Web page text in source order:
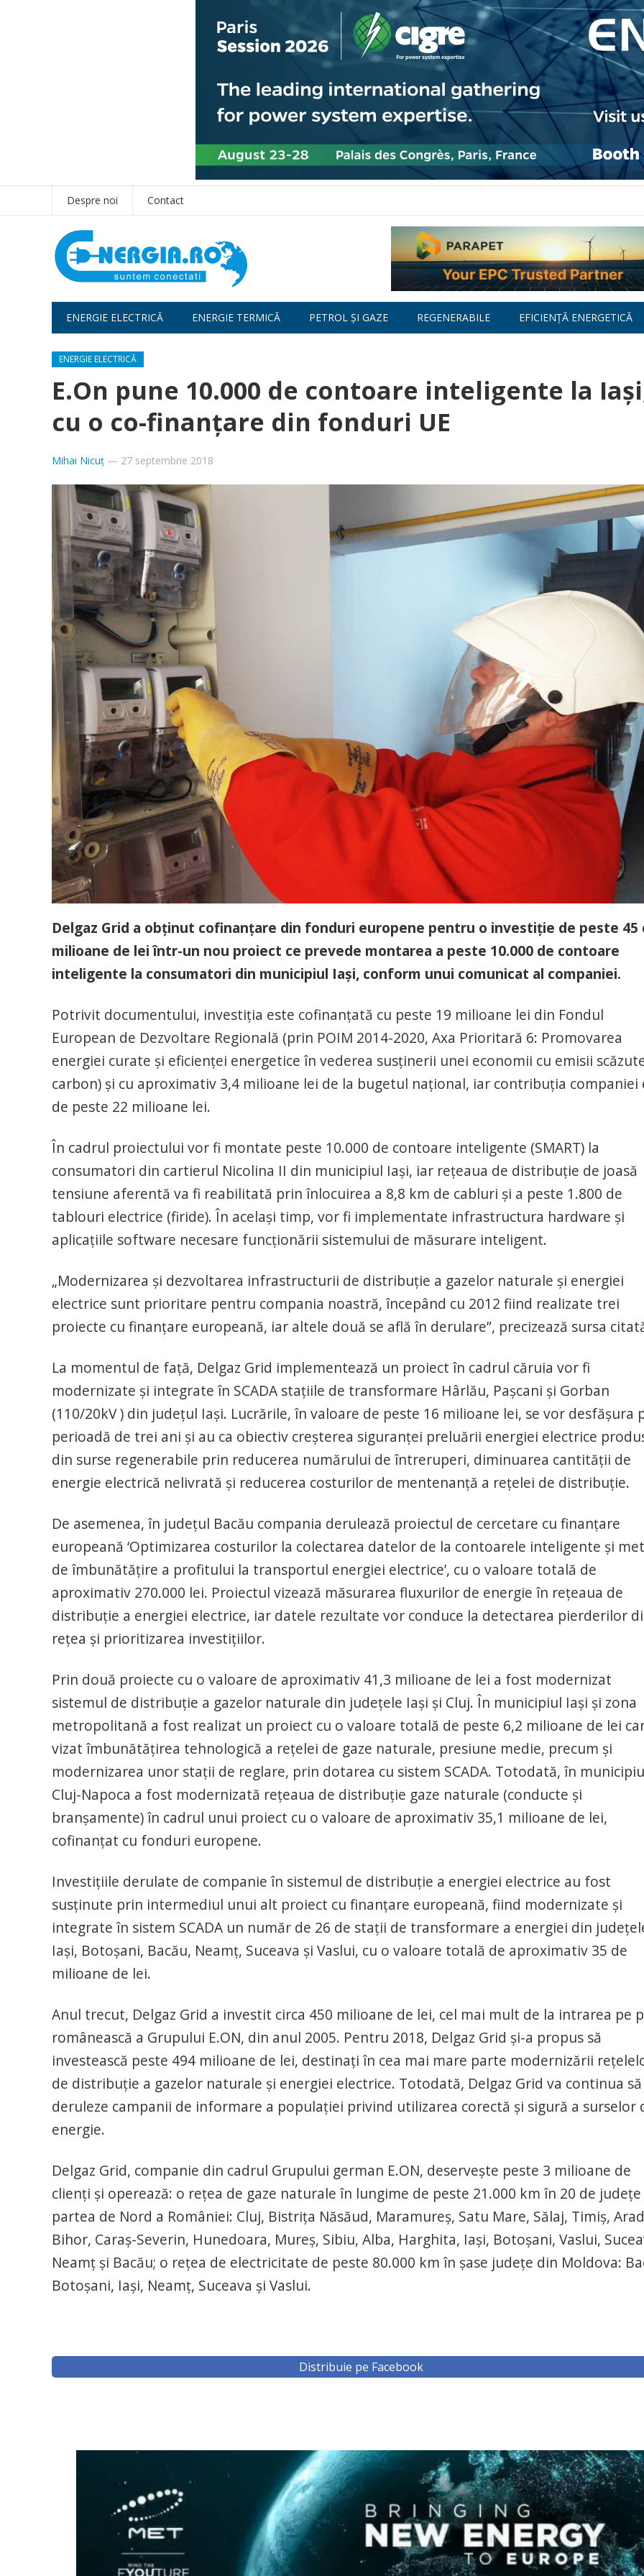
Despre noi Contact
ENERGIE ELECTRICĂ ENERGIE TERMICĂ PETROL ȘI GAZE REGENERABILE EFICIENȚĂ ENERGETICĂ
ENERGIE ELECTRICĂ
E.On pune 10.000 de contoare inteligente la
cu o co-finanţare din fonduri UE
Mihai Nicuț — 27 septembrie 2018
Delgaz Grid a obţinut cofinanţare din fonduri europene pentru o investiţie de peste 45
milioane de lei într-un nou proiect ce prevede montarea a peste 10.000 de contoare
inteligente la consumatori din municipiul Iaşi, conform unui comunicat al companiei.
Potrivit documentului, investiţia este cofinanţată cu peste 19 milioane lei din Fondul
European de Dezvoltare Regională (prin POIM 2014-2020, Axa Prioritară 6: Promovarea
energiei curate şi eficienţei energetice în vederea susţinerii unei economii cu emisii
carbon) şi cu aproximativ 3,4 milioane lei de la bugetul naţional, iar contribuţia companiei
de peste 22 milioane lei.
În cadrul proiectului vor fi montate peste 10.000 de contoare inteligente (SMART) la
consumatori din cartierul Nicolina II din municipiul Iaşi, iar reţeaua de distribuţie de joasă
tensiune aferentă va fi reabilitată prin înlocuirea a 8,8 km de cabluri şi a peste 1.800 de
tablouri electrice (firide). În acelaşi timp, vor fi implementate infrastructura hardware şi
aplicaţiile software necesare funcţionării sistemului de măsurare inteligent.
„Modernizarea şi dezvoltarea infrastructurii de distribuţie a gazelor naturale şi energiei
electrice sunt prioritare pentru compania noastră, începând cu 2012 fiind realizate trei
proiecte cu finanţare europeană, iar altele două se află în derulare”, precizează sursa
La momentul de faţă, Delgaz Grid implementează un proiect în cadrul căruia vor fi
modernizate şi integrate în SCADA staţiile de transformare Hârlău, Paşcani şi Gorban
(110/20kV ) din judeţul Iaşi. Lucrările, în valoare de peste 16 milioane lei, se vor desfăşura
perioadă de trei ani şi au ca obiectiv creşterea siguranţei preluării energiei electrice
din surse regenerabile prin reducerea numărului de întreruperi, diminuarea cantităţii de
energie electrică nelivrată şi reducerea costurilor de mentenanţă a reţelei de distribuţie.
De asemenea, în judeţul Bacău compania derulează proiectul de cercetare cu finanţare
europeană ‘Optimizarea costurilor la colectarea datelor de la contoarele inteligente şi
de îmbunătăţire a profitului la transportul energiei electrice’, cu o valoare totală de
aproximativ 270.000 lei. Proiectul vizează măsurarea fluxurilor de energie în reţeaua de
distribuţie a energiei electrice, iar datele rezultate vor conduce la detectarea pierderilor
reţea şi prioritizarea investiţiilor.
Prin două proiecte cu o valoare de aproximativ 41,3 milioane de lei a fost modernizat
sistemul de distribuţie a gazelor naturale din judeţele Iaşi şi Cluj. În municipiul Iaşi şi zona
metropolitană a fost realizat un proiect cu o valoare totală de peste 6,2 milioane de lei
vizat îmbunătăţirea tehnologică a reţelei de gaze naturale, presiune medie, precum şi
modernizarea unor staţii de reglare, prin dotarea cu sistem SCADA. Totodată, în
Cluj-Napoca a fost modernizată reţeaua de distribuţie gaze naturale (conducte şi
branşamente) în cadrul unui proiect cu o valoare de aproximativ 35,1 milioane de lei,
cofinanţat cu fonduri europene.
Investiţiile derulate de companie în sistemul de distribuţie a energiei electrice au fost
susţinute prin intermediul unui alt proiect cu finanţare europeană, fiind modernizate şi
integrate în sistem SCADA un număr de 26 de staţii de transformare a energiei din
Iaşi, Botoşani, Bacău, Neamţ, Suceava şi Vaslui, cu o valoare totală de aproximativ 35 de
milioane de lei.
Anul trecut, Delgaz Grid a investit circa 450 milioane de lei, cel mai mult de la intrarea pe
românească a Grupului E.ON, din anul 2005. Pentru 2018, Delgaz Grid şi-a propus să
investească peste 494 milioane de lei, destinaţi în cea mai mare parte modernizării
de distribuţie a gazelor naturale şi energiei electrice. Totodată, Delgaz Grid va continua să
deruleze campanii de informare a populaţiei privind utilizarea corectă şi sigură a surselor
energie.
Delgaz Grid, companie din cadrul Grupului german E.ON, deserveşte peste 3 milioane de
clienţi şi operează: o reţea de gaze naturale în lungime de peste 21.000 km în 20 de
partea de Nord a României: Cluj, Bistriţa Năsăud, Maramureş, Satu Mare, Sălaj, Timiş,
Bihor, Caraş-Severin, Hunedoara, Mureş, Sibiu, Alba, Harghita, Iaşi, Botoşani, Vaslui,
Neamţ şi Bacău; o reţea de electricitate de peste 80.000 km în şase judeţe din Moldova:
Botoşani, Iaşi, Neamţ, Suceava şi Vaslui.
Distribuie pe Facebook